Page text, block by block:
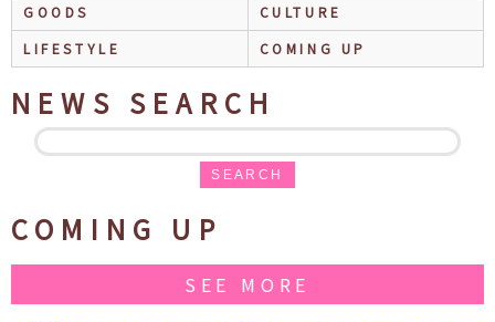
GOODS
CULTURE
LIFESTYLE
COMING UP
NEWS SEARCH
SEARCH
COMING UP
SEE MORE